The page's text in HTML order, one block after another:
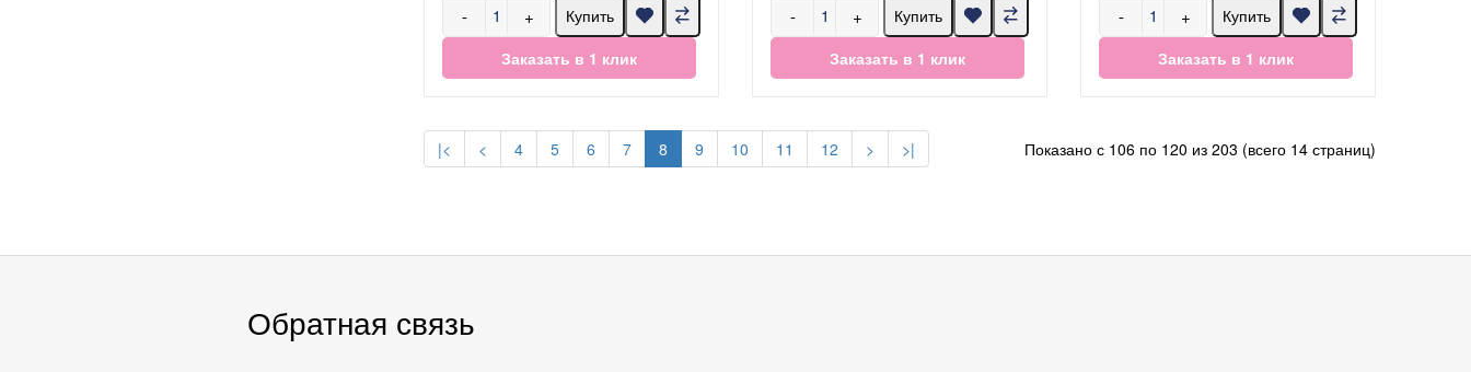
- +
Купить
Заказать в 1 клик
- +
Купить
Заказать в 1 клик
- +
Купить
Заказать в 1 клик
|< < 4 5 6 7 8 9 10 11 12 > >| Показано с 106 по 120 из 203 (всего 14 страниц)
Обратная связь